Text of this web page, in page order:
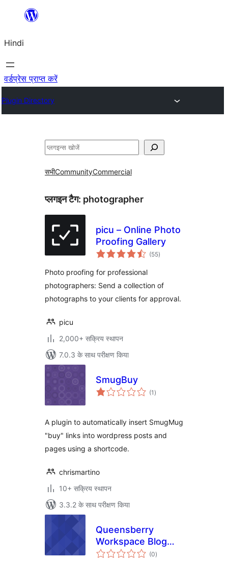
सामग्री
जाएं
Hindi
वर्डप्रेस प्राप्त करें
Plugin Directory
खोजें
सभीCommunityCommercial
प्लगइन टैग: photographer
picu – Online Photo
Proofing Gallery
(55कुल
दर)
Photo proofing for professional
photographers: Send a collection of
photographs to your clients for approval.
picu
2,000+ सक्रिय स्थापन
7.0.3 के साथ परीक्षण किया
SmugBuy
(1 कुल
दर)
A plugin to automatically insert SmugMug
"buy" links into wordpress posts and
pages using a shortcode.
chrismartino
10+ सक्रिय स्थापन
3.3.2 के साथ परीक्षण किया
Queensberry
Workspace Blog
Interface
(0कुल
दर)